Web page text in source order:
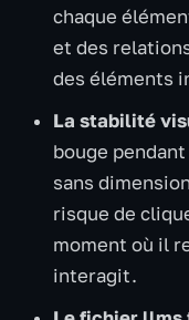
chaque
et des
des éléments
La stabilité
bouge
sans
risque de
moment où il
interagit.